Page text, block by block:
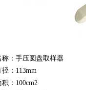
称：手压圆盘取样器
：113mm
：100cm2